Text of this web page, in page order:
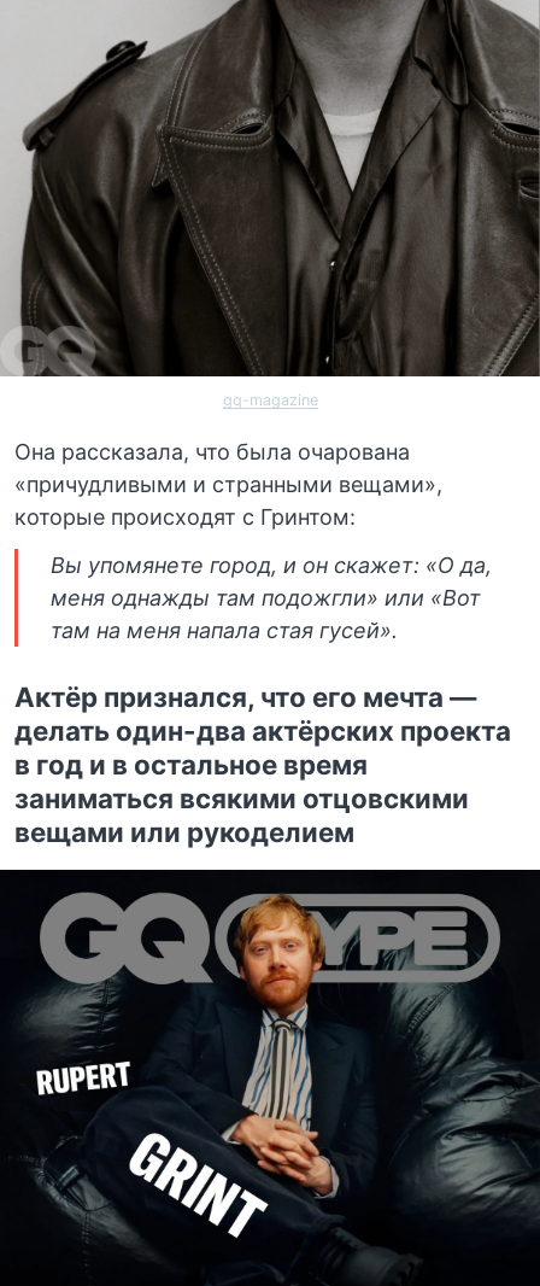
gq-magazine
Она рассказала, что была очарована
«причудливыми и странными вещами»,
которые происходят с Гринтом:
Вы упомянете город, и он скажет: «О да,
меня однажды там подожгли» или «Вот
там на меня напала стая гусей».
Актёр признался, что его мечта —
делать один-два актёрских проекта
в год и в остальное время
заниматься всякими отцовскими
вещами или рукоделием